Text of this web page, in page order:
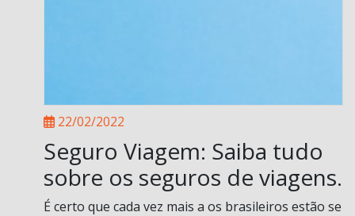
22/02/2022
Seguro Viagem: Saiba tudo
sobre os seguros de viagens.
É certo que cada vez mais a os brasileiros estão se